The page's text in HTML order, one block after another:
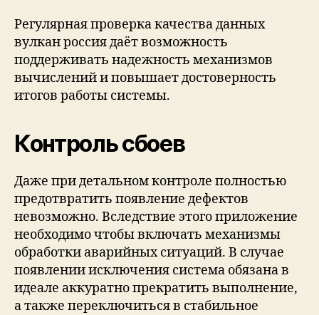
Регулярная проверка качества данных
вулкан россия даёт возможность
поддерживать надежность механизмов
вычислений и повышает достоверность
итогов работы системы.
Контроль сбоев
Даже при детальном контроле полностью
предотвратить появление дефектов
невозможно. Вследствие этого приложение
необходимо чтобы включать механизмы
обработки аварийных ситуаций. В случае
появлении исключения система обязана в
идеале аккуратно прекратить выполнение,
а также переключиться в стабильное